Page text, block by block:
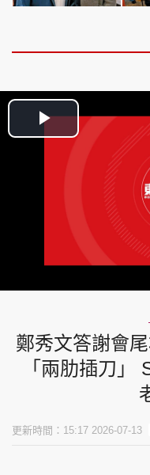
Play
Video
鄭秀文答謝會
「兩肋插刀」
更新時間：15:17 2026-07-13